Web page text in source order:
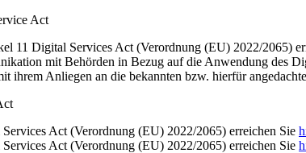
Act
11 Digital Services Act (Verordnung (EU) 2022/2065)
mit Behörden in Bezug auf die Anwendung des
ihrem Anliegen an die bekannten bzw. hierfür
Act (Verordnung (EU) 2022/2065) erreichen Sie
Act (Verordnung (EU) 2022/2065) erreichen Sie